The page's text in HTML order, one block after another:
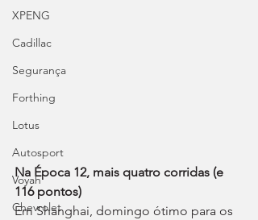
XPENG
Cadillac
Segurança
Forthing
Lotus
Autosport
Voyah
Chevrolet
Na Época 12, mais quatro corridas (e
116 pontos)
Em Shanghai, domingo ótimo para os